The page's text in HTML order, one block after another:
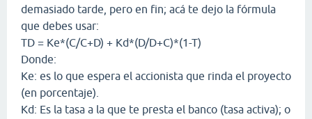
demasiado tarde, pero en fin; acá te dejo la fórmula
que debes usar:
TD = Ke*(C/C+D) + Kd*(D/D+C)*(1-T)
Donde:
Ke: es lo que espera el accionista que rinda el proyecto
(en porcentaje).
Kd: Es la tasa a la que te presta el banco (tasa activa); o